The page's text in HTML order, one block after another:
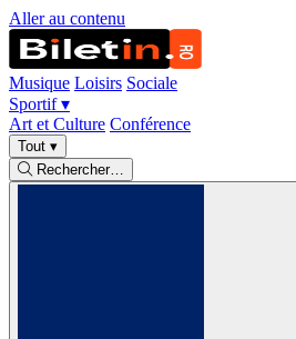
Aller au contenu
Musique Loisirs Sociale
Sportif▾
Art et Culture Conférence
Tout ▾
Rechercher…